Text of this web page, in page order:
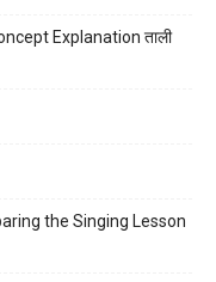
Explanation ताली
the Singing Lesson